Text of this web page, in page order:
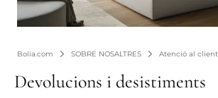
Bolia.com SOBRE NOSALTRES Atenció al client
Devolucions i desistiments